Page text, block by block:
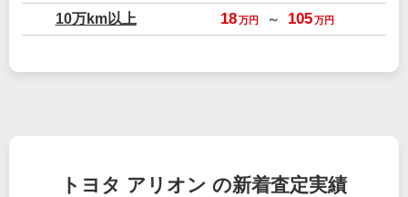
10万km以上 18 万円 ～ 105 万円
トヨタ アリオン の新着査定実績